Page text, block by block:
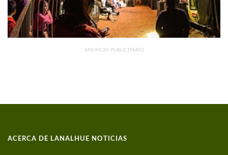
ANUNCIO PUBLICITARIO
ACERCA DE LANALHUE NOTICIAS